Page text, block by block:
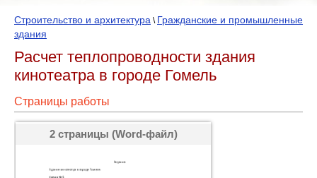
Строительство и архитектура \ Гражданские и промышленные
здания
Расчет теплопроводности здания
кинотеатра в городе Гомель
Страницы работы
2 страницы (Word-файл)